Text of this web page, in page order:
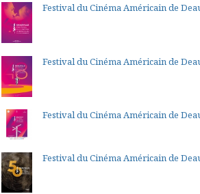
Festival du Cinéma Américain de
Festival du Cinéma Américain de
Festival du Cinéma Américain de
Festival du Cinéma Américain de